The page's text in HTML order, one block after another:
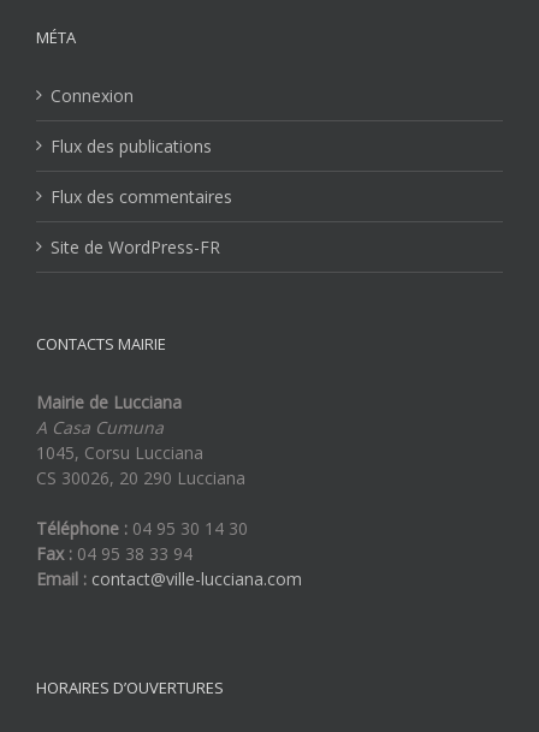
MÉTA
Connexion
Flux des publications
Flux des commentaires
Site de WordPress-FR
CONTACTS MAIRIE
Mairie de Lucciana
A Casa Cumuna
1045, Corsu Lucciana
CS 30026, 20 290 Lucciana
Téléphone : 04 95 30 14 30
Fax : 04 95 38 33 94
Email : contact@ville-lucciana.com
HORAIRES D’OUVERTURES